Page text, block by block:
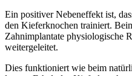
Ein positiver Nebeneffekt ist,
den Kieferknochen trainiert.
Zahnimplantate physiologische
weitergeleitet.
Dies funktioniert wie beim